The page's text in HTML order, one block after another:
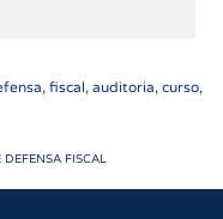
fiscal, auditoria, curso,
DEFENSA FISCAL